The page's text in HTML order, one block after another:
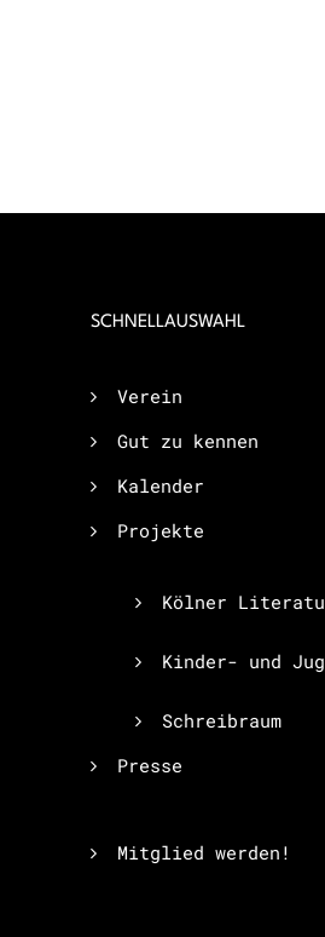
SCHNELLAUSWAHL
Verein
Gut zu kennen
Kalender
Projekte
Kölner
Kinder- und
Schreibraum
Presse
Mitglied werden!